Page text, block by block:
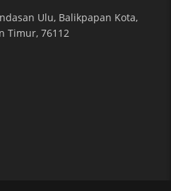
Ulu, Balikpapan Kota,
Timur, 76112